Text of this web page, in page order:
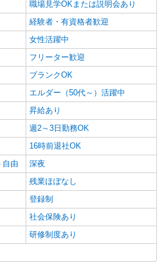
詳細を見る
海道支社
ホームでの介護業務
時給】1,350〜1,500円（資格・経験によ
費別途支給
札幌市中央区北8条西
詳細を見る
北海道支社
老人ホームでの介護
遣時給】1,350〜1,500円（資格・経験によ
費別途支給
札幌市中央区円山西町
職場見学OKまたは説明会あり
経験者・有資格者歓迎
女性活躍中
フリーター歓迎
ブランクOK
エルダー（50代～）活躍中
昇給あり
週2～3日勤務OK
16時前退社OK
自由
深夜
残業ほぼなし
登録制
社会保険あり
研修制度あり